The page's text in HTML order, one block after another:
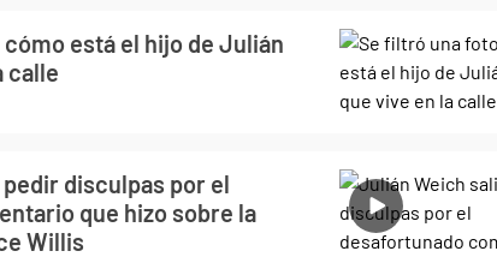
está el hijo de Julián
calle
disculpas por el
que hizo sobre la
Willis